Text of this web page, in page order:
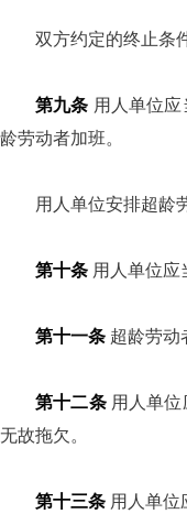
双方约定的终止条
第九条 用人单位
龄劳动者加班。
用人单位安排超龄
第十条 用人单位
第十一条 超龄劳动
第十二条用人单位
无故拖欠。
第十三条 用人单位